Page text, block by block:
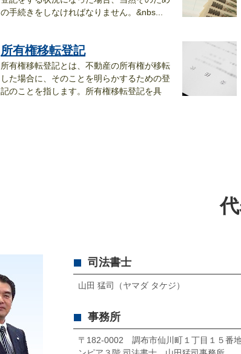
の手続きをしなければなりません。&nbs...
所有権移転登記
所有権移転登記とは、不動産の所有権が移転
した場合に、そのことを明らかするための登
記のことを指します。所有権移転登記を具
司法書士
山田 猛司（ヤマダ タケジ）
事務所
〒182-0002 調布市仙川町１丁目１５番